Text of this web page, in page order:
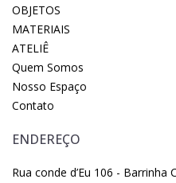
OBJETOS
MATERIAIS
ATELIÊ
Quem Somos
Nosso Espaço
Contato
ENDEREÇO
Rua conde d’Eu 106 - Barrinha